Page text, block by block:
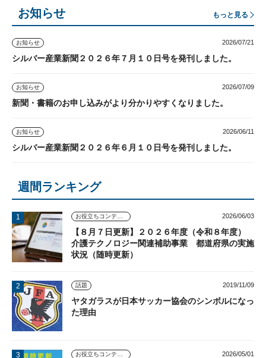
お知らせ もっと見る
お知らせ 2026/07/21
シルバー産業新聞２０２６年７月１０日号を発刊しました。
お知らせ 2026/07/09
新聞・書籍のお申し込みがより分かりやすくなりました。
お知らせ 2026/06/11
シルバー産業新聞２０２６年６月１０日号を発刊しました。
週間ランキング
2026/06/03
【８月７日更新】２０２６年度（令和８年度）
介護テクノロジー関連補助事業 都道府県の実施
状況（随時更新）
話題 2019/11/09
ヤタガラスが日本サッカー協会のシンボルになっ
た理由
2026/05/01